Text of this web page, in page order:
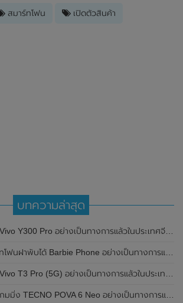
สมาร์ทโฟน เปิดตัวสินค้า
บทความล่าสุด
รแล้วในประเทศจีน มาพร้อมดีไซน์พรีเมี่ยม ทนทาน และแบตเตอรี่สุดอึดขนาดใหญ่ 6,500mAh พร้อมรองรับการชาร์จไว 80W
บได้ Barbie Phone อย่างเป็นทางการแล้ว มาพร้อมธีมสีชมพูสดใส
T3 Pro (5G) อย่างเป็นทางการแล้วในประเทศอินเดีย
POVA 6 Neo อย่างเป็นทางการแล้วในประเทศไทย ในราคา 8,499 บาท